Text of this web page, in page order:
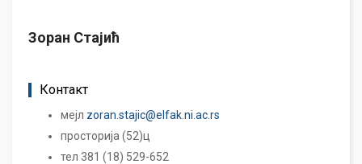
Зоран Стајић
Контакт
мејл zoran.stajic@elfak.ni.ac.rs
просторија (52)ц
тел 381 (18) 529-652